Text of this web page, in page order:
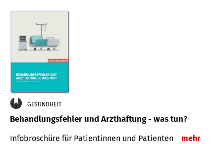
GESUNDHEIT
Behandlungsfehler und Arzthaftung - was tun?
Infobroschüre für Patientinnen und Patienten mehr